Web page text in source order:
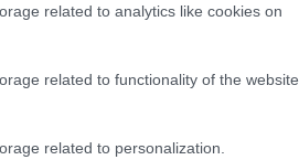
related to analytics like cookies on
related to functionality of the website
related to personalization.